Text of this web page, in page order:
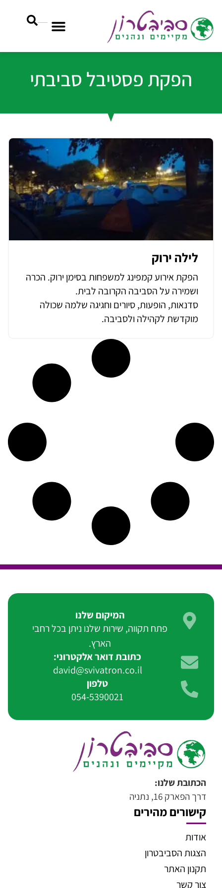
הפקת פסטיבל סביבתי
לילה ירוק
הפקת אירוע קמפינג למשפחות בסימן ירוק. הכרה
ושמירה על הסביבה הקרובה לבית.
סדנאות, הופעות, סיורים וחגיגה שלמה שכולה
מוקדשת לקהילה ולסביבה.
המיקום שלנו
פתח תקווה, שירות שלנו ניתן בכל רחבי
הארץ.
כתובת דואר אלקטרוני:
david@svivatron.co.il
טלפון
054-5390021
הכתובת שלנו:
דרך הפארק 16, נתניה
קישורים מהירים
אודות
הצגות הסביבטרון
תקנון האתר
צור קשר